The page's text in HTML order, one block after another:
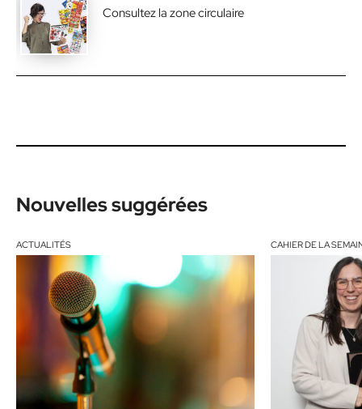
Consultez la zone circulaire
Nouvelles suggérées
ACTUALITÉS CAHIER DE LA